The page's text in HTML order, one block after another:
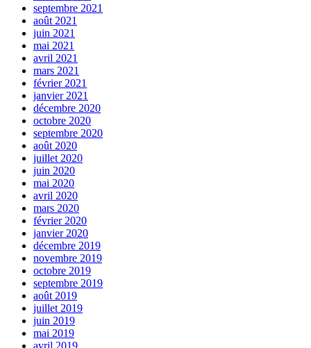
septembre 2021
août 2021
juin 2021
mai 2021
avril 2021
mars 2021
février 2021
janvier 2021
décembre 2020
octobre 2020
septembre 2020
août 2020
juillet 2020
juin 2020
mai 2020
avril 2020
mars 2020
février 2020
janvier 2020
décembre 2019
novembre 2019
octobre 2019
septembre 2019
août 2019
juillet 2019
juin 2019
mai 2019
avril 2019